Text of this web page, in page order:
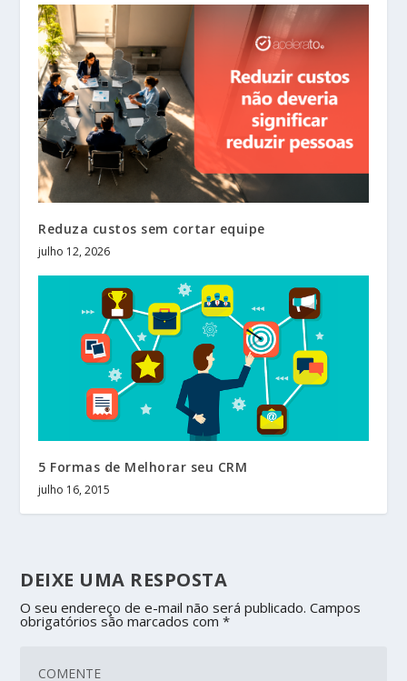
Reduza custos sem cortar equipe
julho 12, 2026
5 Formas de Melhorar seu CRM
julho 16, 2015
DEIXE UMA RESPOSTA
O seu endereço de e-mail não será publicado. Campos
obrigatórios são marcados com*